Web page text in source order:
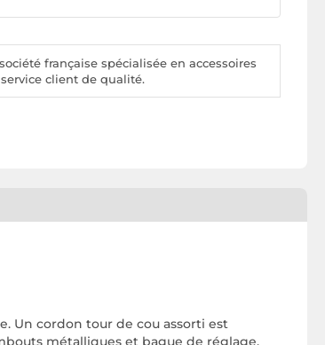
française spécialisée en accessoires
client de qualité.
Un cordon tour de cou assorti est
métalliques et bague de réglage.